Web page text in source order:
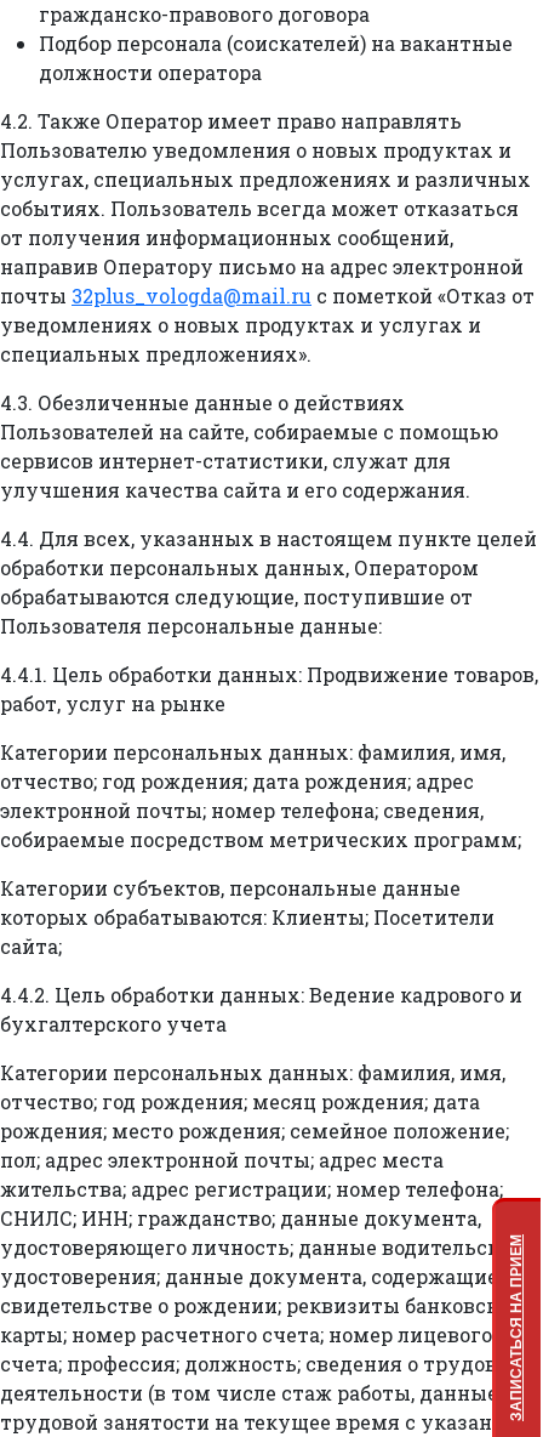
гражданско-правового договора
Подбор персонала (соискателей) на вакантные
должности оператора
4.2. Также Оператор имеет право направлять
Пользователю уведомления о новых продуктах и
услугах, специальных предложениях и различных
событиях. Пользователь всегда может отказаться
от получения информационных сообщений,
направив Оператору письмо на адрес электронной
почты 32plus_vologda@mail.ru с пометкой «Отказ от
уведомлениях о новых продуктах и услугах и
специальных предложениях».
4.3. Обезличенные данные о действиях
Пользователей на сайте, собираемые с помощью
сервисов интернет-статистики, служат для
улучшения качества сайта и его содержания.
4.4. Для всех, указанных в настоящем пункте целей
обработки персональных данных, Оператором
обрабатываются следующие, поступившие от
Пользователя персональные данные:
4.4.1. Цель обработки данных: Продвижение товаров,
работ, услуг на рынке
Категории персональных данных: фамилия, имя,
отчество; год рождения; дата рождения; адрес
электронной почты; номер телефона; сведения,
собираемые посредством метрических программ;
Категории субъектов, персональные данные
которых обрабатываются: Клиенты; Посетители
сайта;
4.4.2. Цель обработки данных: Ведение кадрового и
бухгалтерского учета
Категории персональных данных: фамилия, имя,
отчество; год рождения; месяц рождения; дата
рождения; место рождения; семейное положение;
пол; адрес электронной почты; адрес места
жительства; адрес регистрации; номер телефона;
СНИЛС; ИНН; гражданство; данные документа,
удостоверяющего личность; данные водительского
удостоверения; данные документа, содержащиеся в
свидетельстве о рождении; реквизиты банковской
карты; номер расчетного счета; номер лицевого
счета; профессия; должность; сведения о трудовой
деятельности (в том числе стаж работы, данные о
трудовой занятости на текущее время с указанием
ЗАПИСАТЬСЯ НА ПРИЕМ